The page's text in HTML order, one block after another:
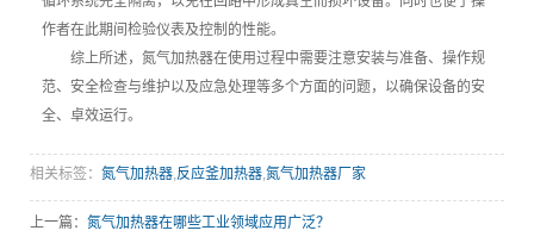
作者在此期间检验仪表及控制的性能。
综上所述，氮气加热器在使用过程中需要注意安装与准备、操作规
范、安全检查与维护以及应急处理等多个方面的问题，以确保设备的安
全、卓效运行。
相关标签： 氮气加热器 反应釜加热器 氮气加热器厂家
上一篇： 氮气加热器在哪些工业领域应用广泛？